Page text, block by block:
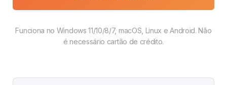
Funciona no Windows 11/10/8/7, macOS, Linux e Android. Não
é necessário cartão de crédito.